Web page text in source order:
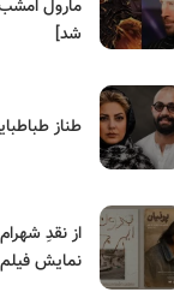
مارول
شد]
طناز
از نقدِ
نمایش